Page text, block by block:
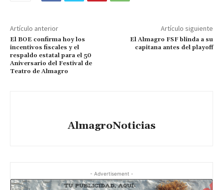
Artículo anterior
El BOE confirma hoy los
incentivos fiscales y el
respaldo estatal para el 50
Aniversario del Festival de
Teatro de Almagro
Artículo siguiente
El Almagro FSF blinda a su
capitana antes del playoff
AlmagroNoticias
- Advertisement -